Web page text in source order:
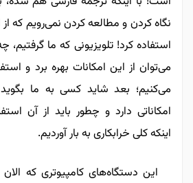
نگاه کردن و مطالعه کردن نمی‌رویم که
استفاده کرد! تلویزیونی که ما گرفتیم،
می‌توان از این امکانات بهره برد و
می‌کنیم؛ بعد شاید کسی به ما
امکاناتی دارد و چطور باید از آن
اینکهکلی خرابکاری به بار آوردیم.
این دستگاه‌های کامپیوتری که